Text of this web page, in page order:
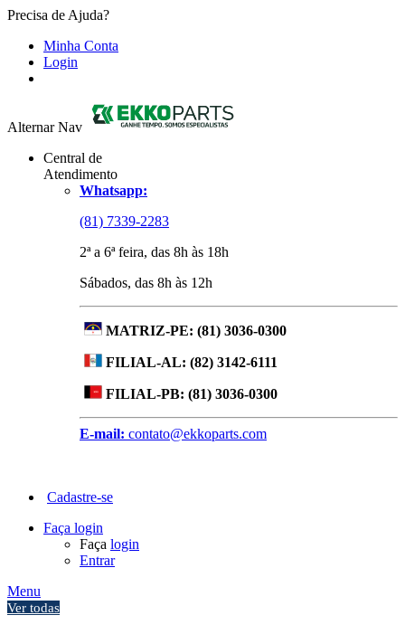
Precisa de Ajuda?
Minha Conta
Login
Alternar Nav
Central de
Atendimento
Whatsapp:
(81) 7339-2283
2ª a 6ª feira, das 8h às 18h
Sábados, das 8h às 12h
MATRIZ-PE: (81) 3036-0300
FILIAL-AL: (82) 3142-6111
FILIAL-PB: (81) 3036-0300
E-mail: contato@ekkoparts.com
Cadastre-se
Faça login
Faça login
Entrar
Menu
Ver todas